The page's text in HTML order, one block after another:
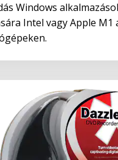
Windows
Intel vagy Apple M1